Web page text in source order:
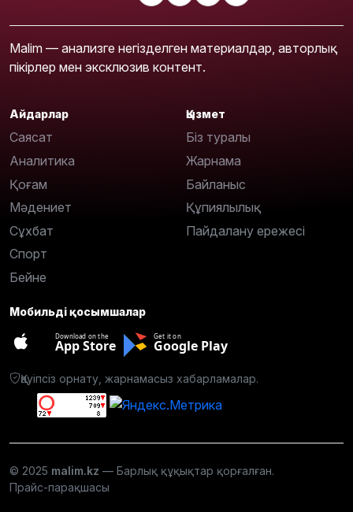
Malim — анализге негізделген материалдар, авторлық
пікірлер мен эксклюзив контент.
Айдарлар
Саясат
Аналитика
Қоғам
Мәдениет
Сұхбат
Спорт
Бейне
Қызмет
Біз туралы
Жарнама
Байланыс
Құпиялылық
Пайдалану ережесі
Мобильді қосымшалар
Download on the
App Store
Get it on
Google Play
Қауіпсіз орнату, жарнамасыз хабарламалар.
© 2025 malim.kz — Барлық құқықтар қорғалған.
Прайс-парақшасы